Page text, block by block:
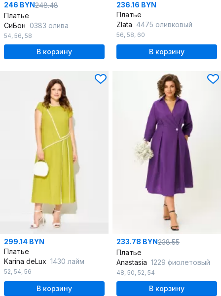
246 BYN248.48
Платье
СиБон 0383 олива
54, 56, 58
В корзину
236.16 BYN
Платье
Zlata 4475 оливковый
56, 58, 60
В корзину
299.14 BYN
Платье
Karina deLux 1430 лайм
52, 54, 56
В корзину
233.78 BYN238.55
Платье
Anastasia 1229 фиолетовый
48, 50, 52, 54
В корзину